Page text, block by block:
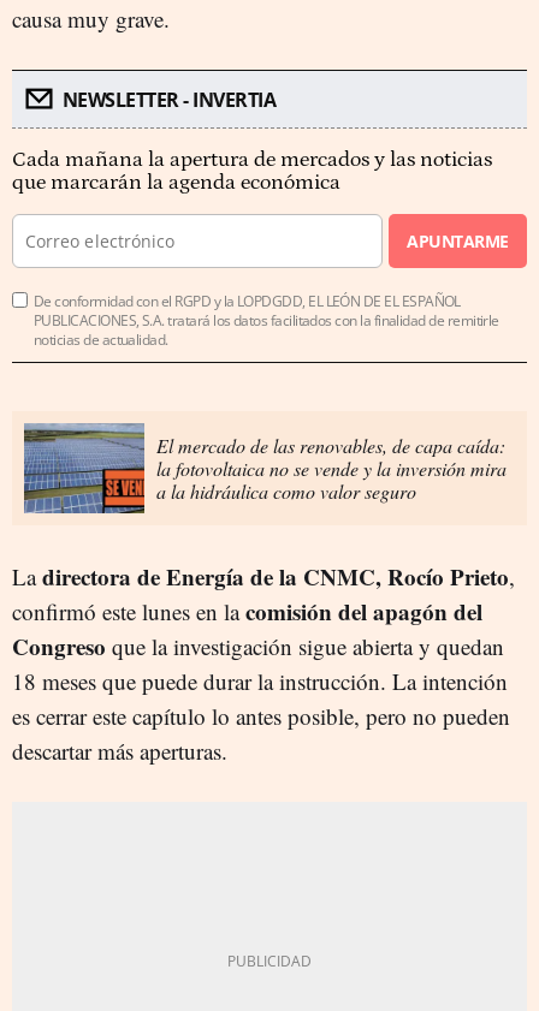
causa muy grave.
NEWSLETTER - INVERTIA
Cada mañana la apertura de mercados y las noticias
que marcarán la agenda económica
APUNTARME
De conformidad con el RGPD y la LOPDGDD, EL LEÓN DE EL ESPAÑOL
PUBLICACIONES, S.A. tratará los datos facilitados con la finalidad de remitirle
noticias de actualidad.
El mercado de las renovables, de capa caída:
la fotovoltaica no se vende y la inversión mira
a la hidráulica como valor seguro
Ladirectora de Energía de la CNMC, Rocío Prieto,
confirmó este lunes en lacomisión del apagón del
Congreso que la investigación sigue abierta y quedan
18 meses que puede durar la instrucción. La intención
es cerrar este capítulo lo antes posible, pero no pueden
descartar más aperturas.